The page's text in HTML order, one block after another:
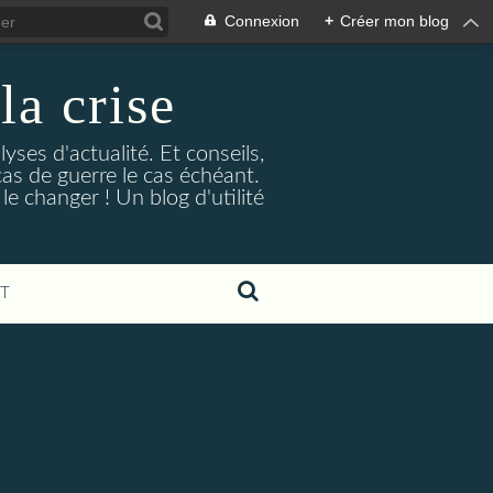
Connexion + Créer mon blog
crise
d'actualité. Et conseils,
de guerre le cas échéant.
changer ! Un blog d'utilité